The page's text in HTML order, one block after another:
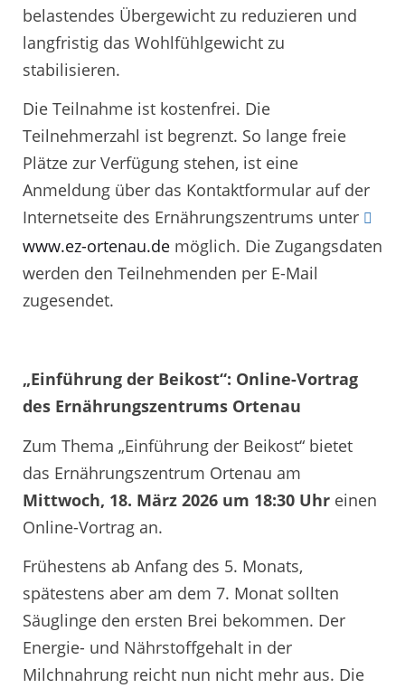
belastendes Übergewicht zu reduzieren und
langfristig das Wohlfühlgewicht zu
stabilisieren.
Die Teilnahme ist kostenfrei. Die
Teilnehmerzahl ist begrenzt. So lange freie
Plätze zur Verfügung stehen, ist eine
Anmeldung über das Kontaktformular auf der
Internetseite des Ernährungszentrums unter
www.ez-ortenau.de möglich. Die Zugangsdaten
werden den Teilnehmenden per E-Mail
zugesendet.
„Einführung der Beikost“: Online-Vortrag
des Ernährungszentrums Ortenau
Zum Thema „Einführung der Beikost“ bietet
das Ernährungszentrum Ortenau am
Mittwoch, 18. März 2026 um 18:30 Uhr einen
Online-Vortrag an.
Frühestens ab Anfang des 5. Monats,
spätestens aber am dem 7. Monat sollten
Säuglinge den ersten Brei bekommen. Der
Energie- und Nährstoffgehalt in der
Milchnahrung reicht nun nicht mehr aus. Die